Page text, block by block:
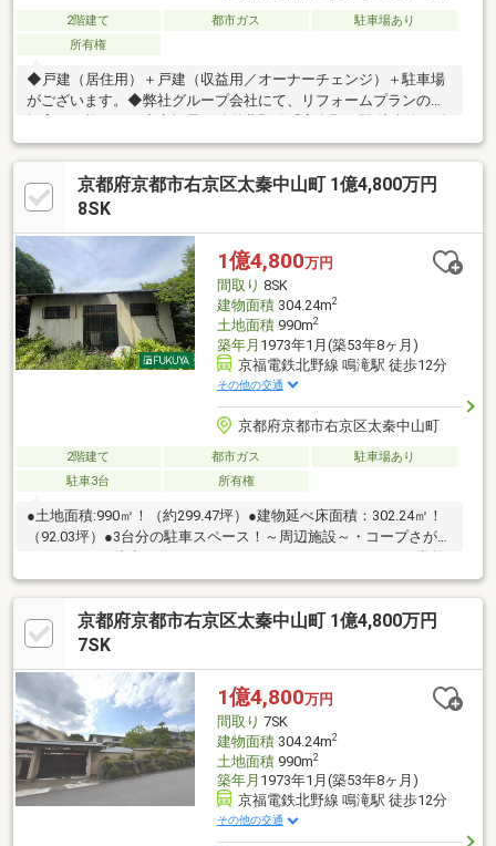
2階建て 都市ガス
駐車場あり
所有権
◆戸建（居住用）＋戸建（収益用／オーナーチェンジ）＋駐車場
がございます。◆弊社グループ会社にて、リフォームプランのご
◇収益オーナーチェンジ物件（音戸山町）木造瓦葺2階建 床面
積：1階67.92m? 2階38.25m? 合計106.17m?(約32.11坪) 昭和49年1
月16日新築◇月極駐車（場鳴滝川西町）11台駐車可現在空き2
台 1台10000円/月現状収益：90000円/月 1080000円/年
京都府京都市右京区太秦中山町 1億4,800万円
8SK
1億4,800万円
間取り 8SK
建物面積304.24m2
土地面積990m2
築年月 1973年1月(築53年8ヶ月)
京福電鉄北野線 鳴滝駅 徒歩12分
その他の交通
京都府京都市右京区太秦中山町
2階建て 都市ガス
駐車場あり
駐車3台
所有権
●土地面積:990㎡！（約299.47坪）●建物延べ床面積：302.24㎡！
（92.03坪）●3台分の駐車スペース！～周辺施設～・コープさがの
まで1100m 徒歩14分・いかりスーパーマーケットライクス常盤
店まで947m 徒歩12分・ローソン太秦開日町店まで1075m 徒歩
14分・キリン堂新丸太町店まで953m 徒歩12分・ダックス右京
さがの店まで1053m 徒歩14分・DCM嵯峨店まで1729m 徒歩22
分・栄光幼稚園まで1037m 徒歩13分・御室幼稚園まで841m 徒
京都府京都市右京区太秦中山町 1億4,800万円
7SK
1億4,800万円
間取り 7SK
建物面積304.24m2
土地面積990m2
築年月 1973年1月(築53年8ヶ月)
京福電鉄北野線 鳴滝駅 徒歩12分
その他の交通